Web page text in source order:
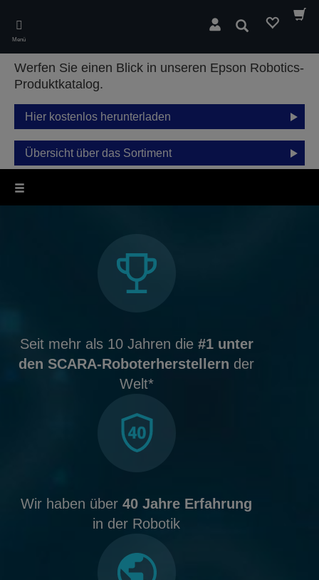
main
content
Menü
Suchen
Werfen Sie einen Blick in unseren Epson Robotics-
Produktkatalog.
Hier kostenlos herunterladen
Übersicht über das Sortiment
Seit mehr als 10 Jahren die #1 unter
den SCARA-Roboterherstellern der
Welt*
Wir haben über 40 Jahre Erfahrung
in der Robotik